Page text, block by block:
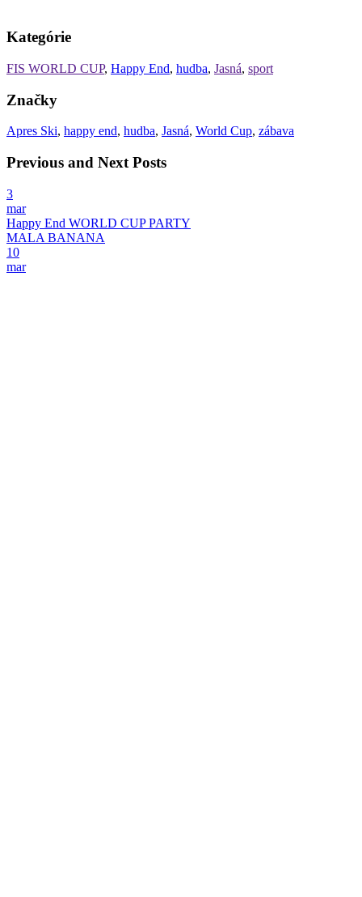
Kategórie
FIS WORLD CUP, Happy End, hudba, Jasná, sport
Značky
Apres Ski, happy end, hudba, Jasná, World Cup, zábava
Previous and Next Posts
3
mar
Happy End WORLD CUP PARTY
MALA BANANA
10
mar